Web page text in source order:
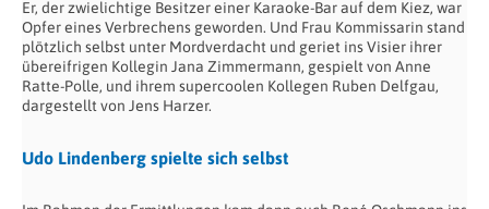
Er, der zwielichtige Besitzer einer Karaoke-Bar auf dem Kiez, war
Opfer eines Verbrechens geworden. Und Frau Kommissarin stand
plötzlich selbst unter Mordverdacht und geriet ins Visier ihrer
übereifrigen Kollegin Jana Zimmermann, gespielt von Anne
Ratte-Polle, und ihrem supercoolen Kollegen Ruben Delfgau,
dargestellt von Jens Harzer.
Udo Lindenberg spielte sich selbst